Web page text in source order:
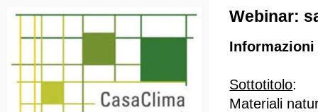
Webinar:
Sottotitolo:
Materiali